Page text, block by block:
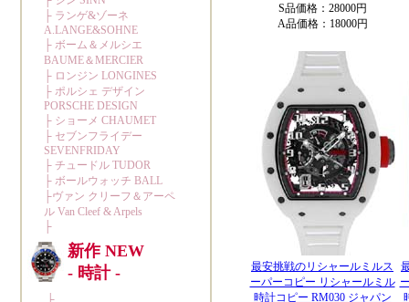
S品価格：28000円
A品価格：18000円
最安挑戦のリシャールミルス
ーパーコピー リシャールミル
時計コピー RM030 ジャパン